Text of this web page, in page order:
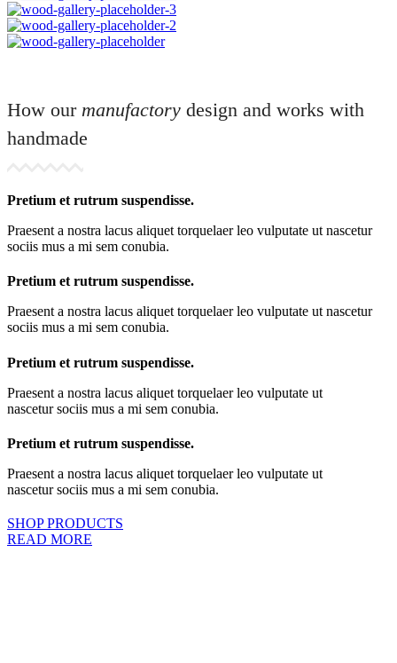
How our manufactory design and works with
handmade
Pretium et rutrum suspendisse.
Praesent a nostra lacus aliquet torquelaer leo vulputate ut nascetur
sociis mus a mi sem conubia.
Pretium et rutrum suspendisse.
Praesent a nostra lacus aliquet torquelaer leo vulputate ut nascetur
sociis mus a mi sem conubia.
Pretium et rutrum suspendisse.
Praesent a nostra lacus aliquet torquelaer leo vulputate ut
nascetur sociis mus a mi sem conubia.
Pretium et rutrum suspendisse.
Praesent a nostra lacus aliquet torquelaer leo vulputate ut
nascetur sociis mus a mi sem conubia.
SHOP PRODUCTS
READ MORE